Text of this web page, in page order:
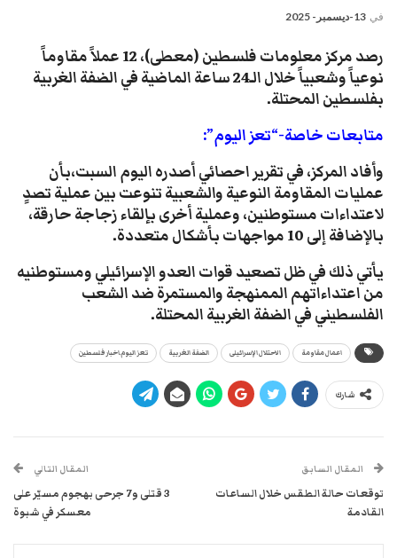
في 13-ديسمبر- 2025
رصد مركز معلومات فلسطين (معطى)، 12 عملاً مقاوماً
نوعياً وشعبياً خلال الـ24 ساعة الماضية في الضفة الغربية
بفلسطين المحتلة.
متابعات خاصة-“تعز اليوم”:
وأفاد المركز، في تقرير احصائي أصدره اليوم السبت،بأن
عمليات المقاومة النوعية والشعبية تنوعت بين عملية تصدٍ
لاعتداءات مستوطنين، وعملية أخرى بإلقاء زجاجة حارقة،
بالإضافة إلى 10 مواجهات بأشكال متعددة.
يأتي ذلك في ظل تصعيد قوات العدو الإسرائيلي ومستوطنيه
من اعتداءاتهم الممنهجة والمستمرة ضد الشعب
الفلسطيني في الضفة الغربية المحتلة.
اعمال مقاومة الاحتلال الإسرائيلى الضفة الغربية تعز اليوم.اخبار فلسطين
شارك
المقال السابق
توقعات حالة الطقس خلال الساعات
القادمة
المقال التالي
3 قتلى و7 جرحى بهجوم مسيّر على
معسكر في شبوة